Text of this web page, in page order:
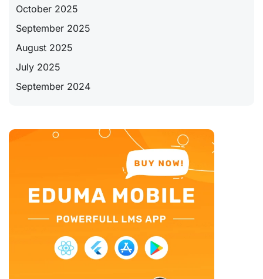
October 2025
September 2025
August 2025
July 2025
September 2024